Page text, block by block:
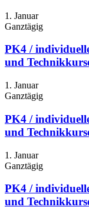
1. Januar
Ganztägig
PK4 /
und
1. Januar
Ganztägig
PK4 /
und
1. Januar
Ganztägig
PK4 /
und